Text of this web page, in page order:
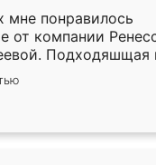
мне понравилось
от компании
Подходяшщая
изготовления.
Владислав
моему эскизу